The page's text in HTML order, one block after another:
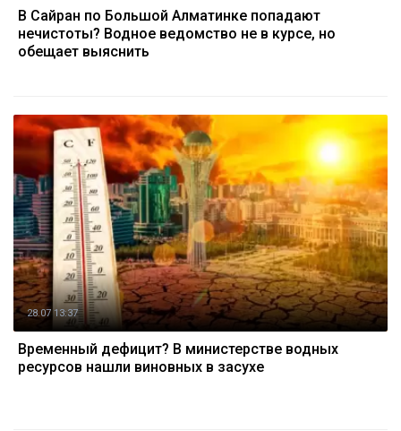
В Сайран по Большой Алматинке попадают
нечистоты? Водное ведомство не в курсе, но
обещает выяснить
28.07 13:37
Временный дефицит? В министерстве водных
ресурсов нашли виновных в засухе